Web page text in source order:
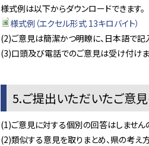
様式例は以下からダウンロードできます。
様式例（エクセル形式 13キロバイト）
(2)ご意見は簡潔かつ明瞭に、日本語で記
(3)口頭及び電話でのご意見は受け付けま
5.ご提出いただいたご意
(1)ご意見に対する個別の回答はしません
(2)類似する意見を取りまとめ、県の考え